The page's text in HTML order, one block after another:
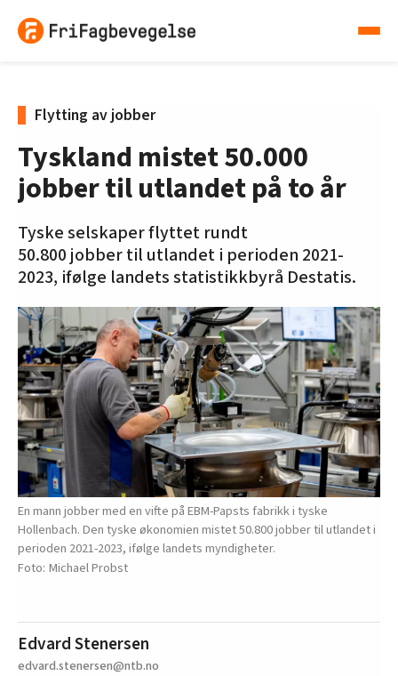
Flytting av jobber
Tyskland mistet 50.000
jobber til utlandet på to år
Tyske selskaper flyttet rundt
50.800 jobber til utlandet i perioden 2021-
2023, ifølge landets statistikkbyrå Destatis.
En mann jobber med en vifte på EBM-Papsts fabrikk i tyske
Hollenbach. Den tyske økonomien mistet 50.800 jobber til utlandet i
perioden 2021-2023, ifølge landets myndigheter.
Michael Probst
Edvard Stenersen
edvard.stenersen@ntb.no